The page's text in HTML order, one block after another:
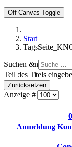
Off-Canvas Toggle
Start
Suchen &n
Teil des Titels
Zurücksetzen
Anzeige #
Anmeldung